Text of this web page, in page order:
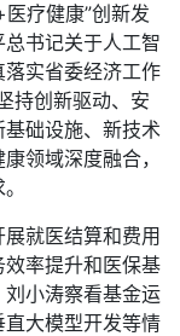
疗健康”创新发
书记关于人工智
实省委经济工作
持创新驱动、安
础设施、新技术
领域深度融合，
就医结算和费用
率提升和医保基
小涛察看基金运
大模型开发等情